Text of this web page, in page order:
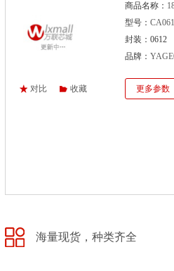
对比 收藏
商品名称：
型号：
封装：0612
品牌：
更多参数
海量现货，种类齐全